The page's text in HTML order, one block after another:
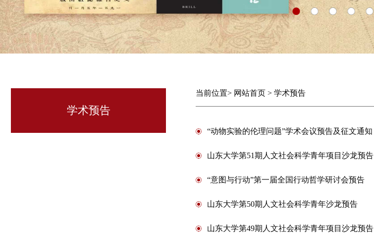
学术预告
当前位置> 网站首页 > 学术预告
“动物实验的伦理问题”学术会议预告及征文通知
山东大学第51期人文社会科学青年项目沙龙预告
“意图与行动”第一届全国行动哲学研讨会预告
山东大学第50期人文社会科学青年沙龙预告
山东大学第49期人文社会科学青年项目沙龙预告